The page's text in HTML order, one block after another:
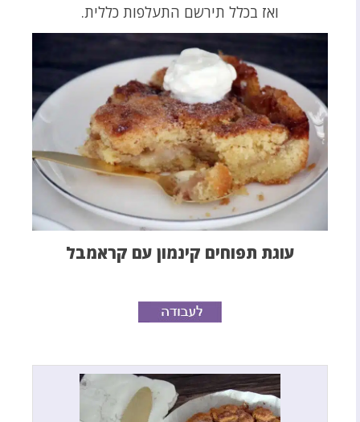
ואז בכלל תירשם התעלפות כללית.
עוגת תפוחים קינמון עם קראמבל